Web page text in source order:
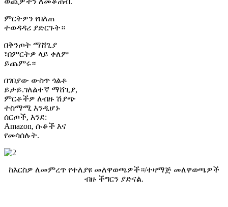
ምርትዎን የበለጠ
ተወዳዳሪ ያድርጉት።
በቅንጦት ማሸጊያ
፣በምርትዎ ላይ ቀለም
ይጨምሩ።
በገበያው ውስጥ ጎልቶ
ይታይ.ገለልተኛ ማሸጊያ,
ምርቶችዎ ለብዙ ሽያጭ
ተስማሚ እንዲሆኑ
ሰርጦች, እንደ:
Amazon, ሱቆች እና
የመሳሰሉት.
ከእርስዎ ለመምረጥ የተለያዩ መለዋወጫዎች።/ተዛማጅ መለዋወጫዎች
ብዙ ችግርን ያድናል.